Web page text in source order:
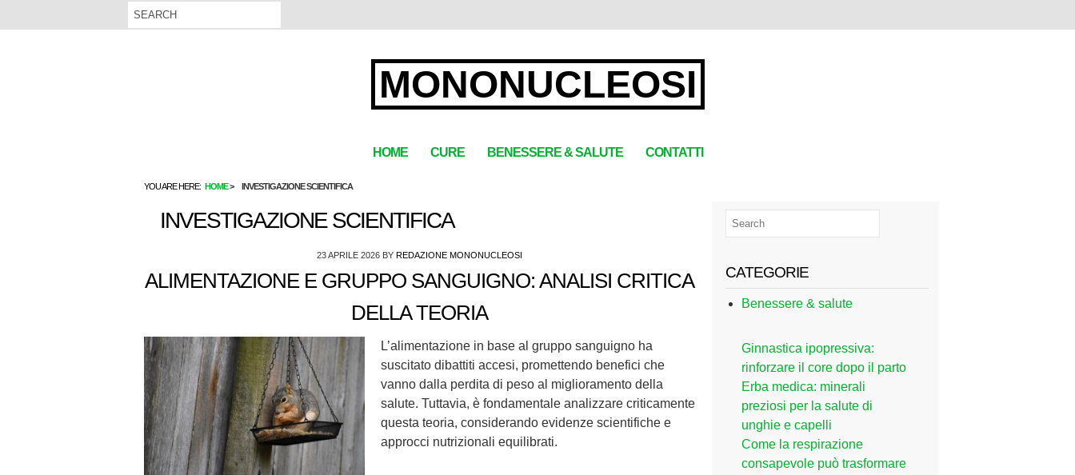
MONONUCLEOSI
HOME CURE BENESSERE & SALUTE CONTATTI
YOU ARE HERE: HOME INVESTIGAZIONE SCIENTIFICA
INVESTIGAZIONE SCIENTIFICA
23 APRILE 2026 BYREDAZIONE MONONUCLEOSI
ALIMENTAZIONE E GRUPPO SANGUIGNO: ANALISI CRITICA
DELLA TEORIA
L’alimentazione in base al gruppo sanguigno ha
suscitato dibattiti accesi, promettendo benefici che
vanno dalla perdita di peso al miglioramento della
salute. Tuttavia, è fondamentale analizzare criticamente
questa teoria, considerando evidenze scientifiche e
approcci nutrizionali equilibrati.
CATEGORIE
Benessere & salute
Ginnastica ipopressiva:
rinforzare il core dopo il parto
Erba medica: minerali
preziosi per la salute di
unghie e capelli
Come la respirazione
consapevole può trasformare